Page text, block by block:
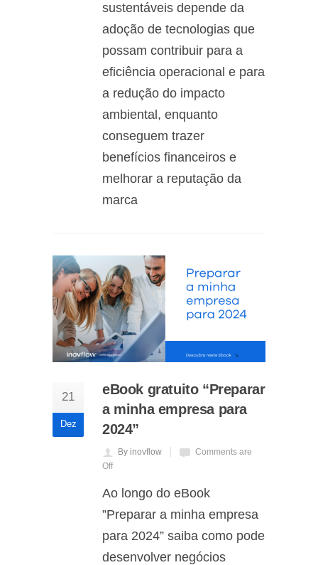
sustentáveis depende da
adoção de tecnologias que
possam contribuir para a
eficiência operacional e para
a redução do impacto
ambiental, enquanto
conseguem trazer
benefícios financeiros e
melhorar a reputação da
marca
21
Dez
eBook gratuito “Preparar
a minha empresa para
2024”
By inovflow
Comments are
Off
Ao longo do eBook
”Preparar a minha empresa
para 2024” saiba como pode
desenvolver negócios